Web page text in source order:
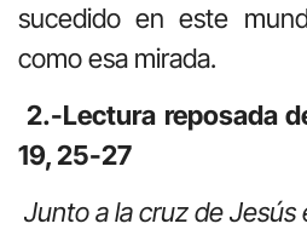
sucedido en este
como esa mirada.
2.-Lectura reposada
19, 25-27
Junto a la cruz de Jesús